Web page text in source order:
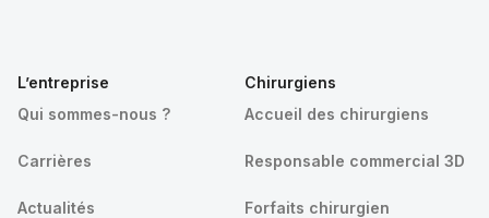
L’entreprise
Qui sommes-nous ?
Carrières
Actualités
Chirurgiens
Accueil des chirurgiens
Responsable commercial 3D
Forfaits chirurgien